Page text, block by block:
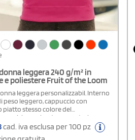
leggera 240 g/m² in
e poliestere Fruit of the Loom
leggera personalizzabil. Interno
peso leggero, cappuccio con
piatto stesso colore del
maniche raglan, tasca centrale a
orlo inferiore e polsini a costine in
cad. iva esclusa per 100 pz